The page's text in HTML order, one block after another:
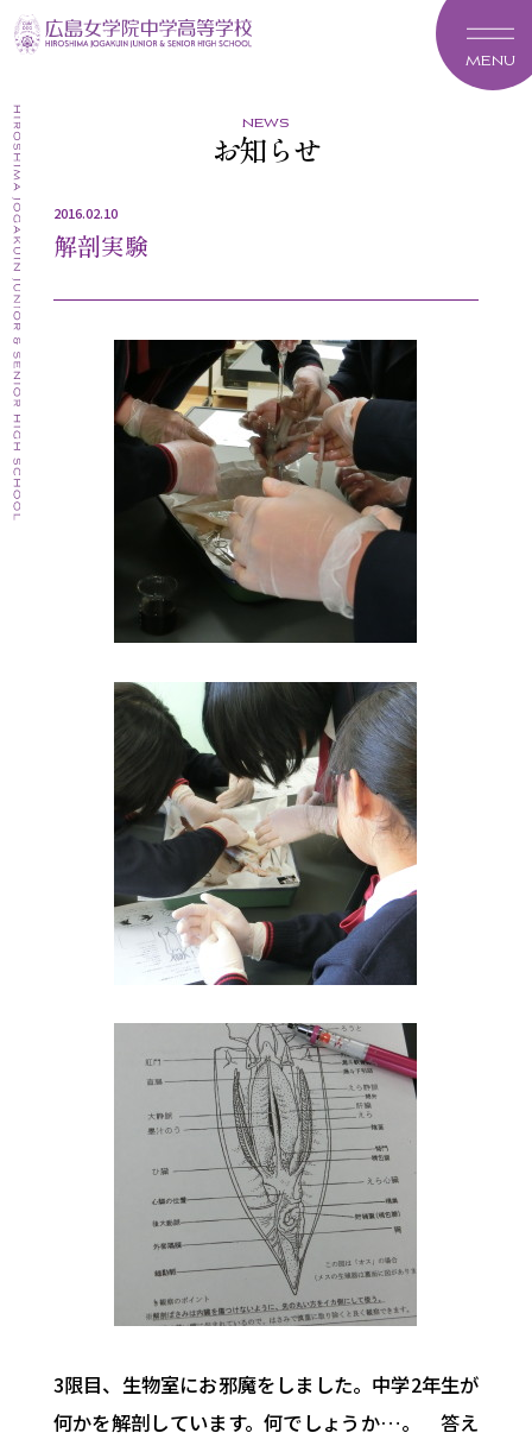
MENU
news
お知らせ
2016.02.10
解剖実験
3限目、生物室にお邪魔をしました。中学2年生が
何かを解剖しています。何でしょうか…。 答え